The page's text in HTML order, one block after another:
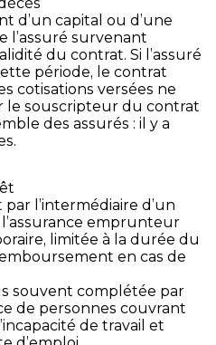
d’un capital ou d’une
l’assuré survenant
du contrat. Si l’assuré
période, le contrat
cotisations versées ne
le souscripteur du contrat
des assurés : il y a
l’intermédiaire d’un
emprunteur
limitée à la durée du
en cas de
souvent complétée par
de personnes couvrant
de travail et